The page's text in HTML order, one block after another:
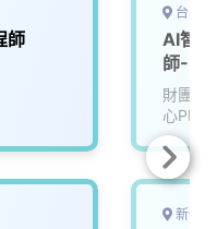
師
台中
AI智
師-
財團法
心PMC
新竹